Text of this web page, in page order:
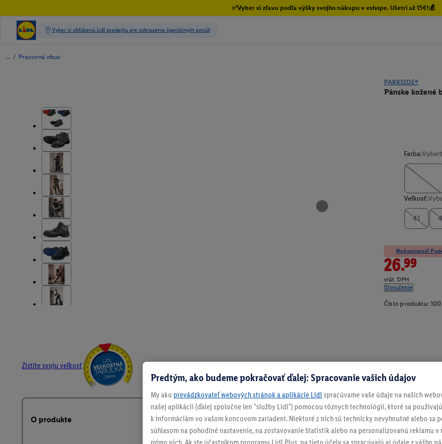
✅Vyber si zľavu podľa výšky svojho nákupu v eshope. Ušetri až 15€!💰
/ Pracovná obuv
PARKSIDE®
Pánske kožené
Farba:
Veľkosť:
41
Nedostupné!
26.99
vrát. DPH
Doručenie
Číslo produktu:
Zistite svoju veľkosť
O produkte
Predtým, ako budeme pokračovať ďalej: Spracovanie vašich údajov
My ako prevádzkovateľ webových stránok a aplikácie Lidl spracúvame vaše údaje na našich
našej aplikácii (ďalej spoločne len "služby Lidl") pomocou rôznych technológií, ktoré sa
k informáciám vo vašom koncovom zariadení. Niektoré z nich sú technicky nevyhnutné alebo sa
súhlasom na pohodlné nastavenie, na zostavovanie štatistík alebo na personalizovanú reklamu v
mimo nich. Ak ste účastníkom programu Lidl Plus, na tieto účely sa spracúvajú aj údaje z vášho